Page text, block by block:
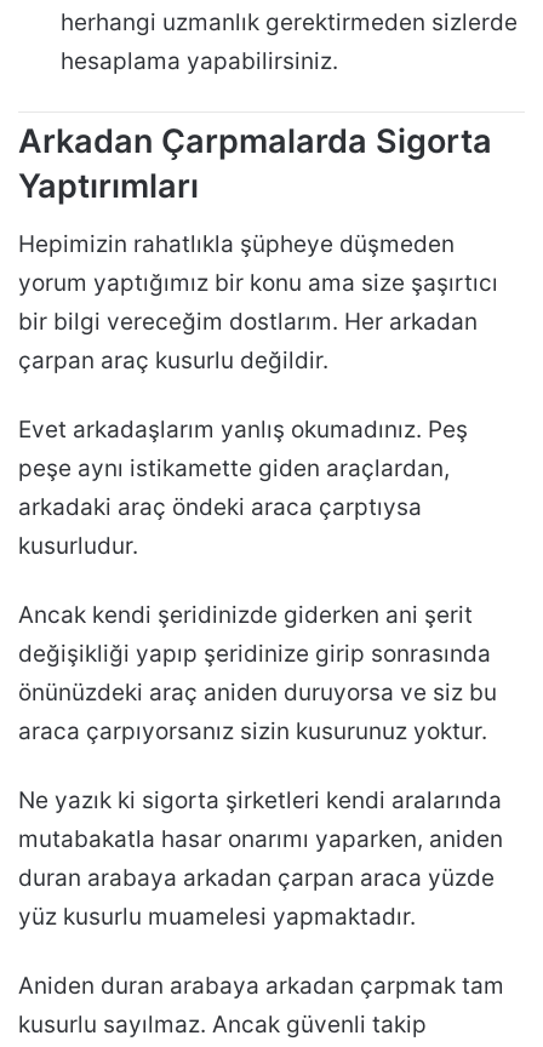
herhangi uzmanlık gerektirmeden sizlerde
hesaplama yapabilirsiniz.
Arkadan Çarpmalarda Sigorta
Yaptırımları
Hepimizin rahatlıkla şüpheye düşmeden
yorum yaptığımız bir konu ama size şaşırtıcı
bir bilgi vereceğim dostlarım. Her arkadan
çarpan araç kusurlu değildir.
Evet arkadaşlarım yanlış okumadınız. Peş
peşe aynı istikamette giden araçlardan,
arkadaki araç öndeki araca çarptıysa
kusurludur.
Ancak kendi şeridinizde giderken ani şerit
değişikliği yapıp şeridinize girip sonrasında
önünüzdeki araç aniden duruyorsa ve siz bu
araca çarpıyorsanız sizin kusurunuz yoktur.
Ne yazık ki sigorta şirketleri kendi aralarında
mutabakatla hasar onarımı yaparken, aniden
duran arabaya arkadan çarpan araca yüzde
yüz kusurlu muamelesi yapmaktadır.
Aniden duran arabaya arkadan çarpmak tam
kusurlu sayılmaz. Ancak güvenli takip